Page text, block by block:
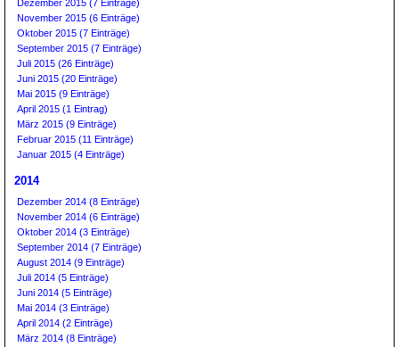
Dezember 2015 (7 Einträge)
November 2015 (6 Einträge)
Oktober 2015 (7 Einträge)
September 2015 (7 Einträge)
Juli 2015 (26 Einträge)
Juni 2015 (20 Einträge)
Mai 2015 (9 Einträge)
April 2015 (1 Eintrag)
März 2015 (9 Einträge)
Februar 2015 (11 Einträge)
Januar 2015 (4 Einträge)
2014
Dezember 2014 (8 Einträge)
November 2014 (6 Einträge)
Oktober 2014 (3 Einträge)
September 2014 (7 Einträge)
August 2014 (9 Einträge)
Juli 2014 (5 Einträge)
Juni 2014 (5 Einträge)
Mai 2014 (3 Einträge)
April 2014 (2 Einträge)
März 2014 (8 Einträge)